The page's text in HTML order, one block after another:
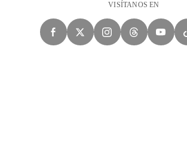
VISÍTANOS EN